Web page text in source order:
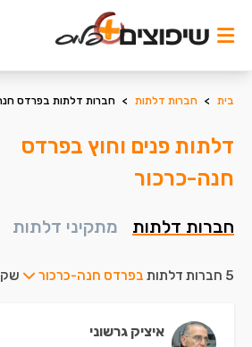
בית > חברות דלתות > חברות דלתות בפרדס
דלתות פנים וחוץ בפרדס
חנה-כרכור
חברות דלתות מתקיני דלתות
5 חברות דלתות בפרדס חנה-כרכור
איציק גרשוני